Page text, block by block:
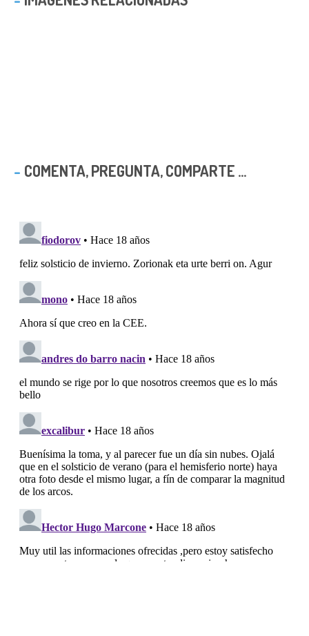
COMENTA, PREGUNTA, COMPARTE ...